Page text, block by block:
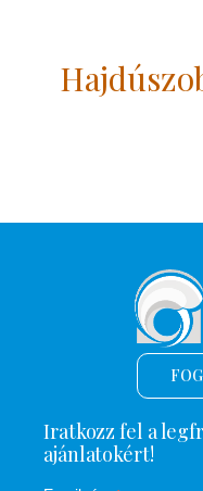
Iratkozz fel a
ajánlatokért!